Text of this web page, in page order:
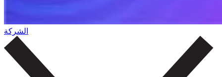
الشركة